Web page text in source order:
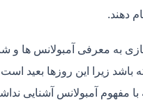
دهند.
به معرفی آمبولانس ها و
باشد زیرا این روزها بعید
با مفهوم آمبولانس آشنایی